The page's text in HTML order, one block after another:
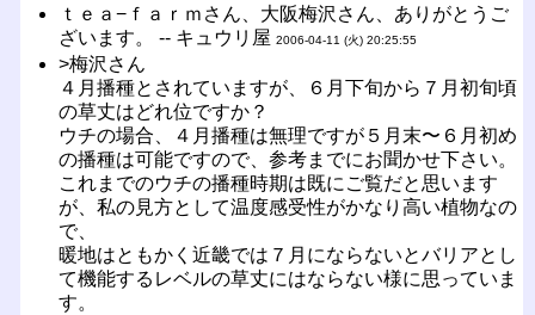
ｔｅａ−ｆａｒｍさん、大阪梅沢さん、ありがとうご
ざいます。 -- キュウリ屋 2006-04-11 (火) 20:25:55
>梅沢さん
４月播種とされていますが、６月下旬から７月初旬頃
の草丈はどれ位ですか？
ウチの場合、４月播種は無理ですが５月末〜６月初め
の播種は可能ですので、参考までにお聞かせ下さい。
これまでのウチの播種時期は既にご覧だと思います
が、私の見方として温度感受性がかなり高い植物なの
で、
暖地はともかく近畿では７月にならないとバリアとし
て機能するレベルの草丈にはならない様に思っていま
す。